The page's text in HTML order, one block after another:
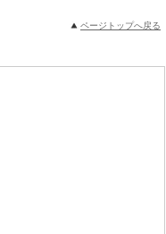
ページトップへ戻る